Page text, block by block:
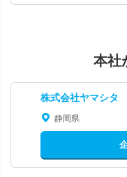
本社
株式会社ヤマシタ
静岡県